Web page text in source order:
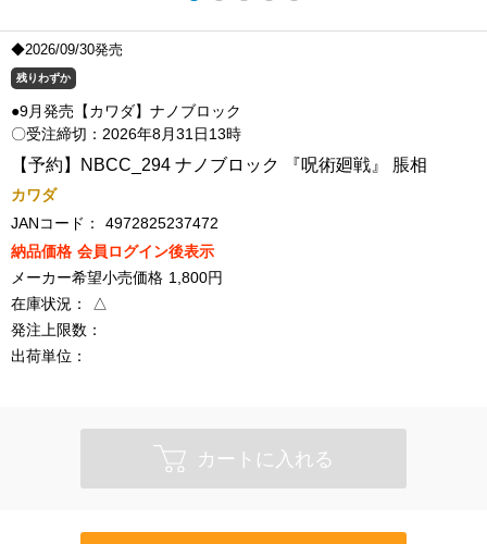
◆2026/09/30発売
残りわずか
●9月発売【カワダ】ナノブロック
〇受注締切：2026年8月31日13時
【予約】NBCC_294 ナノブロック 『呪術廻戦』 脹相
カワダ
JANコード：
4972825237472
納品価格 会員ログイン後表示
メーカー希望小売価格 1,800円
在庫状況：
△
発注上限数：
出荷単位：
カートに入れる